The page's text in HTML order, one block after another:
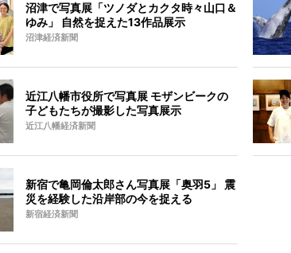
沼津で写真展「ツノダとカクタ時々山口＆
ゆみ」 自然を捉えた13作品展示
沼津経済新聞
近江八幡市役所で写真展 モザンビークの
子どもたちが撮影した写真展示
近江八幡経済新聞
新宿で亀岡倫太郎さん写真展「奥羽5」 震
災を経験した沿岸部の今を捉える
新宿経済新聞